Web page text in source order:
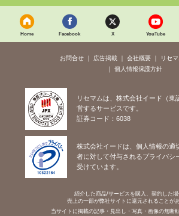
Home Facebook X YouTube
お問合せ 広告掲載 会社概要
リセ
個人情報保護方針
リセマムは、株式会社イード（東
営するサービスです。
証券コード：6038
株式会社イードは、個人情報の適
者に対して付与されるプライバシ
受けています。
紹介した商品/サービスを購入、契約した場
売上の一部が弊社サイトに還元されることがあ
当サイトに掲載の記事・見出し・写真・画像の無断